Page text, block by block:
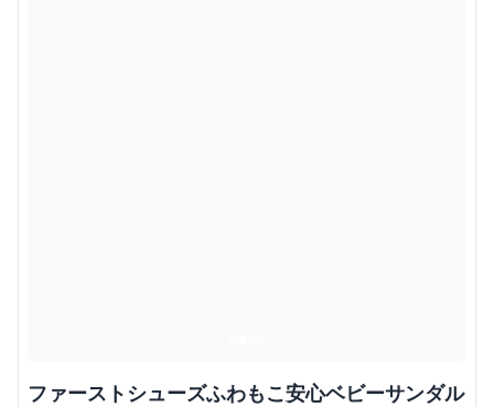
ファーストシューズふわもこ安心ベビーサンダル